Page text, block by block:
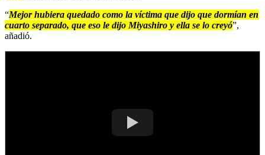
“Mejor hubiera quedado como la víctima que dijo que dormían en
cuarto separado, que eso le dijo Miyashiro y ella se lo creyó”,
añadió.